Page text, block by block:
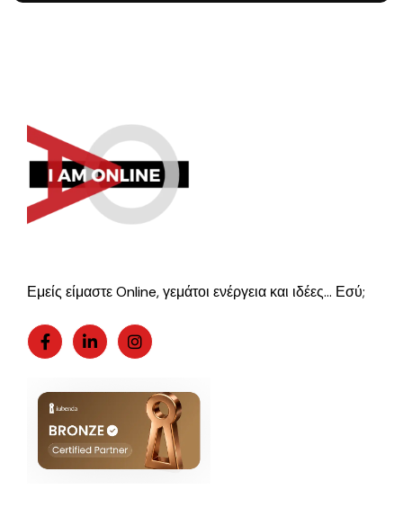
Εμείς είμαστε Online, γεμάτοι ενέργεια και ιδέες… Εσύ;